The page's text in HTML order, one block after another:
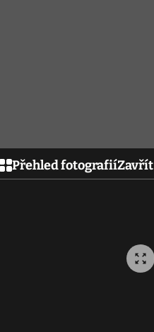
Přehled fotografiíZavřít